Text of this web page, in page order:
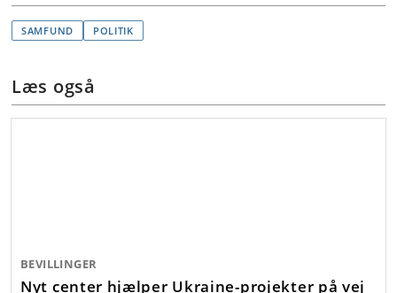
SAMFUND POLITIK
Læs også
BEVILLINGER
Nyt center hjælper Ukraine-projekter på vej